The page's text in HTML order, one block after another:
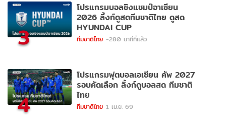
3
โปรแกรมบอลชิงแชมป์อาเซียน
2026 ลิ้งก์ดูสดทีมชาติไทย ดูสด
HYUNDAI CUP
ทีมชาติไทย -280 นาทีที่แล้ว
4
โปรแกรมฟุตบอลเอเชียน คัพ 2027
รอบคัดเลือก ลิ้งก์ดูบอลสด ทีมชาติ
ไทย
ทีมชาติไทย 1 เม.ย. 69